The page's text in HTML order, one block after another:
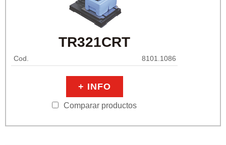
TR321CRT
Cod. 8101.1086
+ INFO
Comparar productos